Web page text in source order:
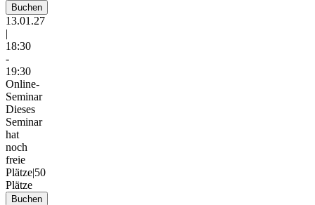
Buchen
13.01.27
|
18:30
-
19:30
Online-
Seminar
Dieses
Seminar
hat
noch
freie
Plätze|50
Plätze
Buchen